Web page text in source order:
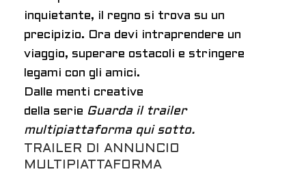
inquietante, il regno si trova su un
precipizio. Ora devi intraprendere un
viaggio, superare ostacoli e stringere
legami con gli amici.
Dalle menti creative
della serie Guarda il trailer
multipiattaforma qui sotto.
TRAILER DI ANNUNCIO
MULTIPIATTAFORMA